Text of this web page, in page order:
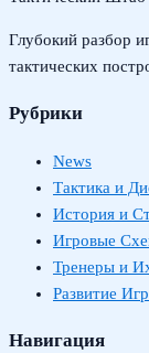
Глубокий разбор
тактических
Рубрики
News
Тактика и
История и
Игровые
Тренеры и
Развитие
Навигация